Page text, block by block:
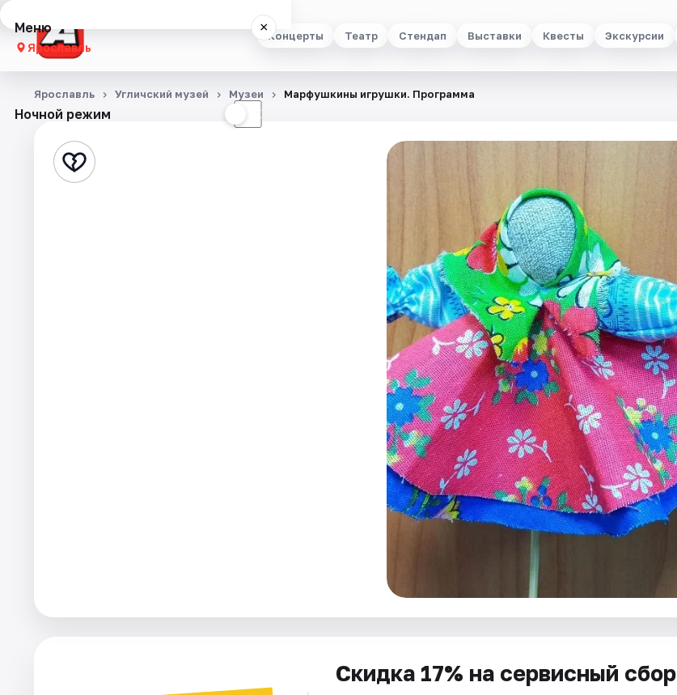
Концерты Театр Стендап Выставки Квесты Экскурсии
Меню ×
Ярославль
Концерты
Стендап
Ночной режим ☾
Ярославль Угличский музей Музеи Марфушкины игрушки. Программа
Скидка 17% на сервисный сбор